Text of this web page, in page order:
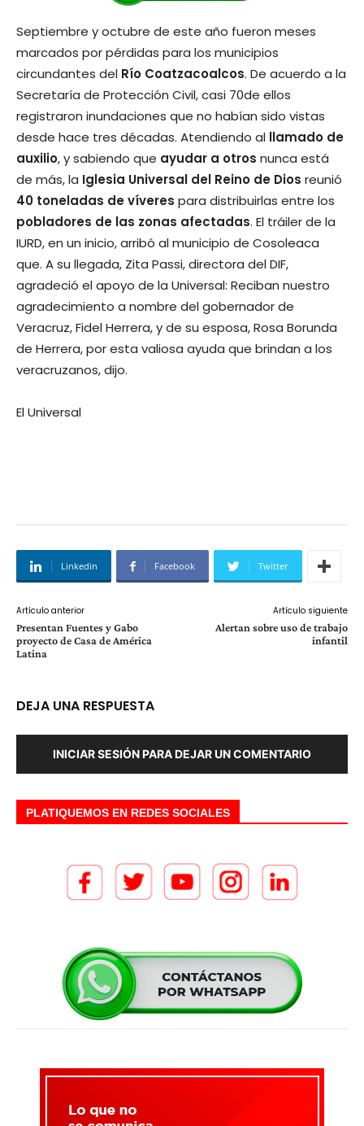
Septiembre y octubre de este año fueron meses
marcados por pérdidas para los municipios
circundantes del Río Coatzacoalcos. De acuerdo a la
Secretaría de Protección Civil, casi 70de ellos
registraron inundaciones que no habían sido vistas
desde hace tres décadas. Atendiendo al llamado de
auxilio, y sabiendo que ayudar a otros nunca está
de más, la Iglesia Universal del Reino de Dios reunió
40 toneladas de víveres para distribuirlas entre los
pobladores de las zonas afectadas. El tráiler de la
IURD, en un inicio, arribó al municipio de Cosoleaca
que. A su llegada, Zita Passi, directora del DIF,
agradeció el apoyo de la Universal: Reciban nuestro
agradecimiento a nombre del gobernador de
Veracruz, Fidel Herrera, y de su esposa, Rosa Borunda
de Herrera, por esta valiosa ayuda que brindan a los
veracruzanos, dijo.
El Universal
Linkedin Facebook Twitter
Artículo anterior
Presentan Fuentes y Gabo
proyecto de Casa de América
Latina
Artículo siguiente
Alertan sobre uso de trabajo
infantil
DEJA UNA RESPUESTA
INICIAR SESIÓN PARA DEJAR UN COMENTARIO
PLATIQUEMOS EN REDES SOCIALES